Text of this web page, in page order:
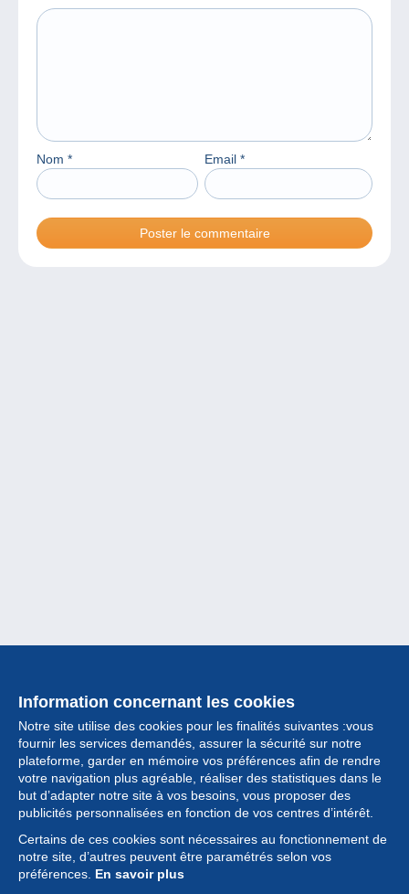
Nom * Email *
Information concernant les cookies
Notre site utilise des cookies pour les finalités suivantes :vous
fournir les services demandés, assurer la sécurité sur notre
plateforme, garder en mémoire vos préférences afin de rendre
votre navigation plus agréable, réaliser des statistiques dans le
but d’adapter notre site à vos besoins, vous proposer des
publicités personnalisées en fonction de vos centres d’intérêt.
Certains de ces cookies sont nécessaires au fonctionnement de
notre site, d’autres peuvent être paramétrés selon vos
préférences. En savoir plus
Collection
Actualités
Fonctionnalités